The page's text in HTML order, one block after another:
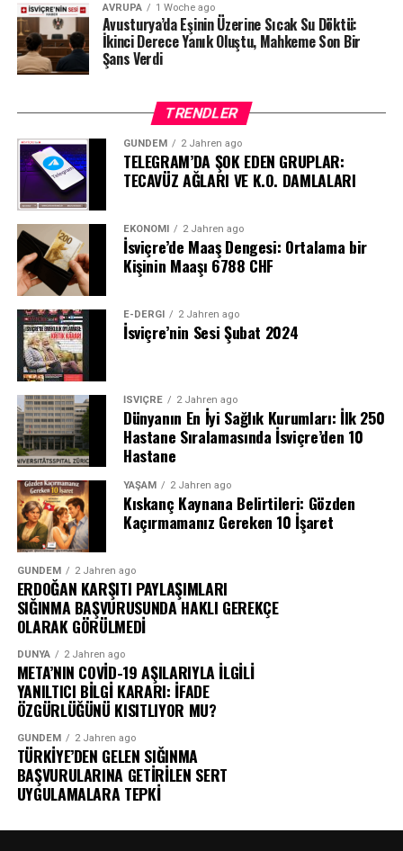
AVRUPA 1 Woche ago
Avusturya’da Eşinin Üzerine Sıcak Su Döktü:
İkinci Derece Yanık Oluştu, Mahkeme Son Bir
Şans Verdi
TRENDLER
GÜNDEM 2 Jahren ago
TELEGRAM’DA ŞOK EDEN GRUPLAR:
TECAVÜZ AĞLARI VE K.O. DAMLALARI
EKONOMI 2 Jahren ago
İsviçre’de Maaş Dengesi: Ortalama bir
Kişinin Maaşı 6788 CHF
E-DERGI 2 Jahren ago
İsviçre’nin Sesi Şubat 2024
İSVIÇRE 2 Jahren ago
Dünyanın En İyi Sağlık Kurumları: İlk 250
Hastane Sıralamasında İsviçre’den 10
Hastane
YAŞAM 2 Jahren ago
Kıskanç Kaynana Belirtileri: Gözden
Kaçırmamanız Gereken 10 İşaret
GÜNDEM 2 Jahren ago
ERDOĞAN KARŞITI PAYLAŞIMLARI
SIĞINMA BAŞVURUSUNDA HAKLI GEREKÇE
OLARAK GÖRÜLMEDİ
DÜNYA 2 Jahren ago
META’NIN COVİD-19 AŞILARIYLA İLGİLİ
YANILTICI BİLGİ KARARI: İFADE
ÖZGÜRLÜĞÜNÜ KISITLIYOR MU?
GÜNDEM 2 Jahren ago
TÜRKİYE’DEN GELEN SIĞINMA
BAŞVURULARINA GETİRİLEN SERT
UYGULAMALARA TEPKİ